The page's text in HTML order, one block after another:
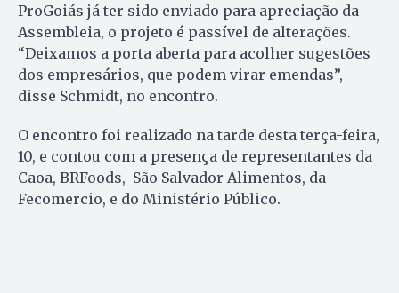
ProGoiás já ter sido enviado para apreciação da
Assembleia, o projeto é passível de alterações.
“Deixamos a porta aberta para acolher sugestões
dos empresários, que podem virar emendas”,
disse Schmidt, no encontro.
O encontro foi realizado na tarde desta terça-feira,
10, e contou com a presença de representantes da
Caoa, BRFoods, São Salvador Alimentos, da
Fecomercio, e do Ministério Público.